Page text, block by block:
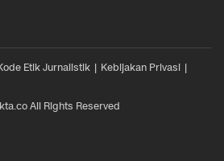
Etik Jurnalistik
Kebijakan Privasi
All Rights Reserved